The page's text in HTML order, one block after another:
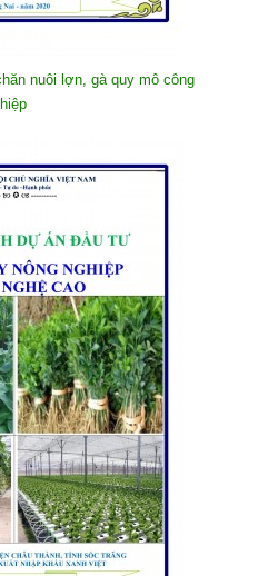
nuôi lợn, gà quy mô công